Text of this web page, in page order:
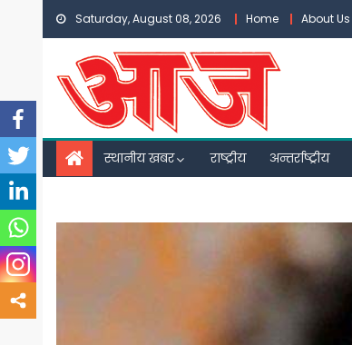
Skip
content
Saturday, August 08, 2026 Home About Us
स्थानीय खबर राष्ट्रीय अन्तर्राष्ट्रीय